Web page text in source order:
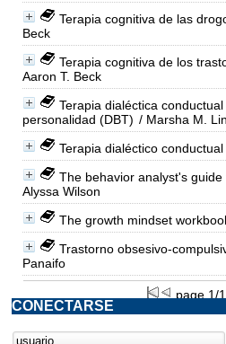
Terapia cognitiva de las
Beck
Terapia cognitiva de los
Aaron T. Beck
Terapia dialéctica
personalidad (DBT) / Marsha M.
Terapia dialéctico conductual
The behavior analyst's
Alyssa Wilson
The growth mindset
Trastorno obsesivo-
Panaifo
page 1/1
CONECTARSE